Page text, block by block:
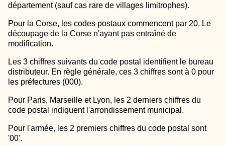
département (sauf cas rare de villages limitrophes).
Pour la Corse, les codes postaux commencent par 20. Le
découpage de la Corse n'ayant pas entraîné de
modification.
Les 3 chiffres suivants du code postal identifient le bureau
distributeur. En règle générale, ces 3 chiffres sont à 0 pour
les préfectures (000).
Pour Paris, Marseille et Lyon, les 2 derniers chiffres du
code postal indiquent l'arrondissement municipal.
Pour l'armée, les 2 premiers chiffres du code postal sont
'00'.